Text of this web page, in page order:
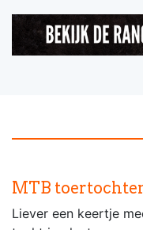
MTB
Liever een keertje